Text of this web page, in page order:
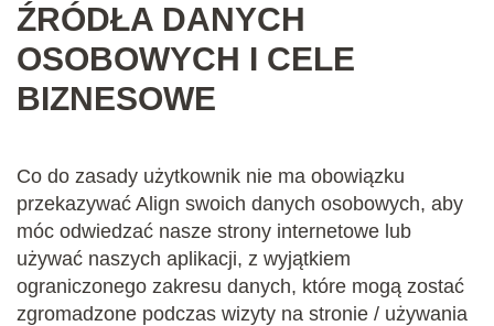
ŹRÓDŁA DANYCH
OSOBOWYCH I CELE
BIZNESOWE
Co do zasady użytkownik nie ma obowiązku
przekazywać Align swoich danych osobowych, aby
móc odwiedzać nasze strony internetowe lub
używać naszych aplikacji, z wyjątkiem
ograniczonego zakresu danych, które mogą zostać
zgromadzone podczas wizyty na stronie / używania